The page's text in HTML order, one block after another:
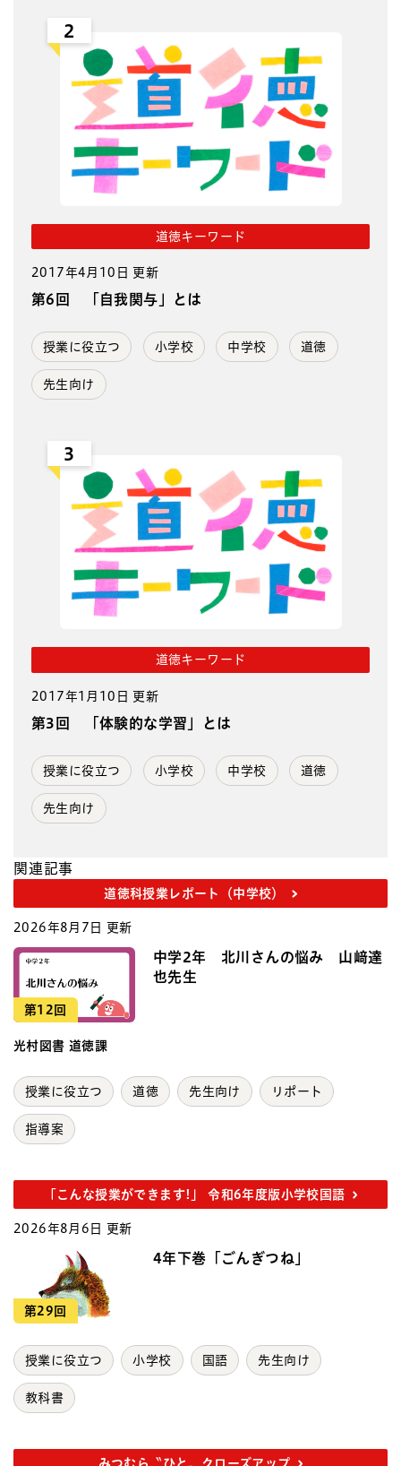
2
道徳キーワード
2017年4月10日 更新
第6回 「自我関与」とは
授業に役立つ 小学校 中学校 道徳
先生向け
3
道徳キーワード
2017年1月10日 更新
第3回 「体験的な学習」とは
授業に役立つ 小学校 中学校 道徳
先生向け
関連記事
道徳科授業レポート（中学校）
2026年8月7日 更新
第12回
中学2年 北川さんの悩み 山﨑達
也先生
光村図書 道徳課
授業に役立つ 道徳 先生向け リポート
指導案
「こんな授業ができます!」 令和6年度版小学校国語
2026年8月6日 更新
第29回
4年下巻「ごんぎつね」
授業に役立つ 小学校 国語 先生向け
教科書
みつむら〝ひと〟クローズアップ